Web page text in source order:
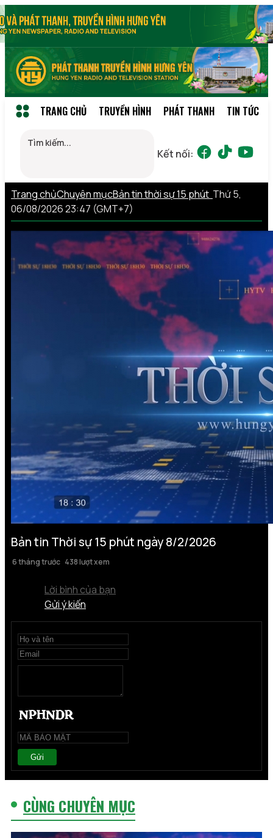
TRANG CHỦ TRUYỀN HÌNH PHÁT THANH TIN TỨC
Kết nối:
Trang chủChuyên mụcBản tin thời sự 15 phút Thứ 5,
06/08/2026 23:47 (GMT+7)
Bản tin Thời sự 15 phút ngày 8/2/2026
6 tháng trước 438 lượt xem
Lời bình của bạn
Gửi ý kiến
Gửi
CÙNG CHUYÊN MỤC